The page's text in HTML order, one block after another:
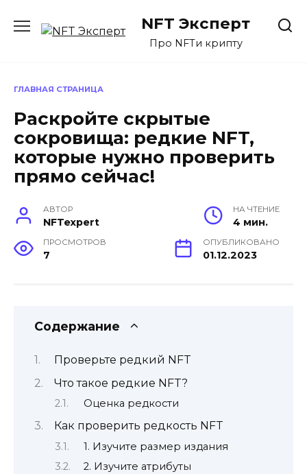
содержанию
NFT Эксперт
Про NFTи крипту
ГЛАВНАЯ СТРАНИЦА
Раскройте скрытые
сокровища: редкие NFT,
которые нужно проверить
прямо сейчас!
АВТОР
NFTexpert
НА ЧТЕНИЕ
4 мин.
ПРОСМОТРОВ
7
ОПУБЛИКОВАНО
01.12.2023
Содержание
Проверьте редкий NFT
Что такое редкие NFT?
Оценка редкости
Как проверить редкость NFT
1. Изучите размер издания
2. Изучите атрибуты